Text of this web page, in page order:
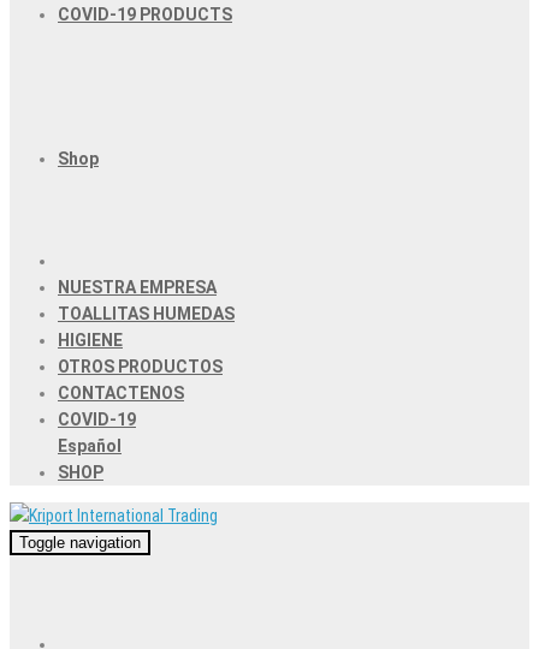
COVID-19 PRODUCTS
Shop
NUESTRA EMPRESA
TOALLITAS HUMEDAS
HIGIENE
OTROS PRODUCTOS
CONTACTENOS
COVID-19
Español
SHOP
Toggle navigation